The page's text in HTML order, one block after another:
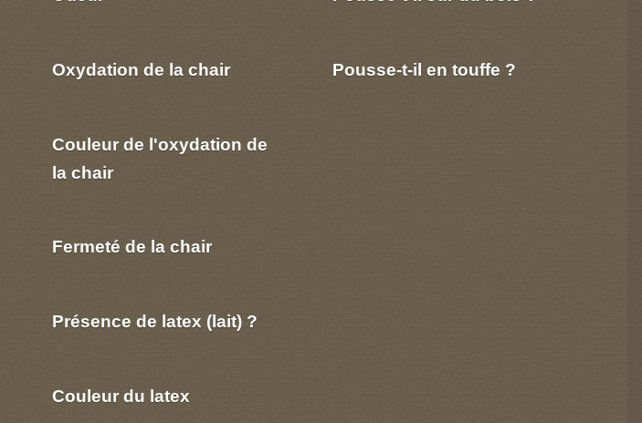
Oxydation de la chair
Couleur de l'oxydation de
la chair
Fermeté de la chair
Présence de latex (lait) ?
Couleur du latex
Pousse-t-il en touffe ?